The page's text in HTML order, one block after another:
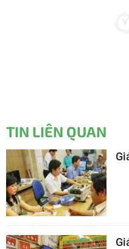
TIN LIÊN QUAN